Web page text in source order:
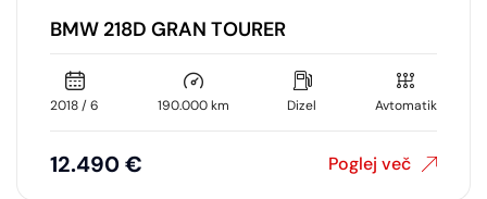
BMW 218D GRAN TOURER
2018 / 6 190.000 km Dizel Avtomatik
12.490 € Poglej več